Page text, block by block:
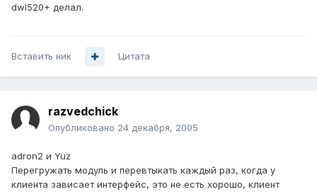
dwl520+ делал.
Вставить ник Цитата
razvedchick
Опубликовано 24 декабря, 2005
adron2 и Yuz
Перегружать модуль и перевтыкать каждый раз, когда у
клиента зависает интерфейс, это не есть хорошо, клиент